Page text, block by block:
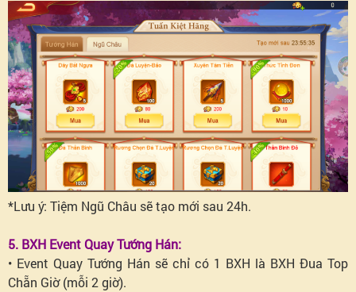
*Lưu ý: Tiệm Ngũ Châu sẽ tạo mới sau 24h.
5. BXH Event Quay Tướng Hán:
• Event Quay Tướng Hán sẽ chỉ có 1 BXH là BXH Đua Top
Chẵn Giờ (mỗi 2 giờ).